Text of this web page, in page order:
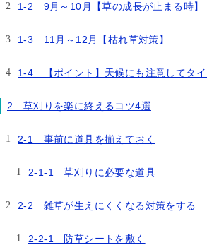
1-2 9月～10月【草の成長が止まる時】
1-3 11月～12月【枯れ草対策】
1-4 【ポイント】天候にも注意してタイ
2 草刈りを楽に終えるコツ4選
2-1 事前に道具を揃えておく
2-1-1 草刈りに必要な道具
2-2 雑草が生えにくくなる対策をする
2-2-1 防草シートを敷く